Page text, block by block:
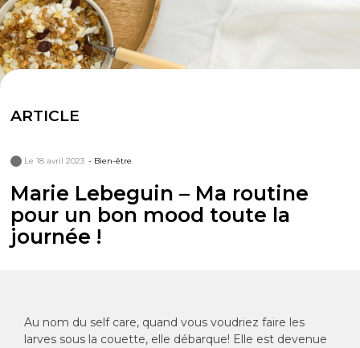
ARTICLE
Le 18 avril 2023 - Bien-être
Marie Lebeguin – Ma routine
pour un bon mood toute la
journée !
Au nom du self care, quand vous voudriez faire les
larves sous la couette, elle débarque! Elle est devenue